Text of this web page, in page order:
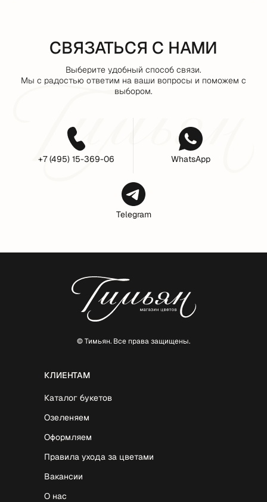
СВЯЗАТЬСЯ С НАМИ
Выберите удобный способ связи.
Мы с радостью ответим на ваши вопросы и поможем с
выбором.
+7 (495) 15-369-06 WhatsApp
Telegram
© Тимьян. Все права защищены.
КЛИЕНТАМ
Каталог букетов
Озеленяем
Оформляем
Правила ухода за цветами
Вакансии
О нас